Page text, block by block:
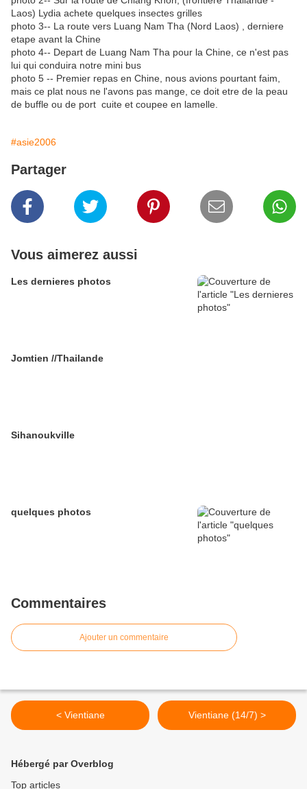
Laos) Lydia achete quelques insectes grilles
photo 3-- La route vers Luang Nam Tha (Nord Laos) , derniere
etape avant la Chine
photo 4-- Depart de Luang Nam Tha pour la Chine, ce n'est pas
lui qui conduira notre mini bus
photo 5 -- Premier repas en Chine, nous avions pourtant faim,
mais ce plat nous ne l'avons pas mange, ce doit etre de la peau
de buffle ou de port cuite et coupee en lamelle.
#asie2006
Partager
Vous aimerez aussi
Les dernieres photos
Jomtien //Thailande
Sihanoukville
quelques photos
Commentaires
Ajouter un commentaire
< Vientiane Vientiane (14/7) >
Hébergé par Overblog
Top articles